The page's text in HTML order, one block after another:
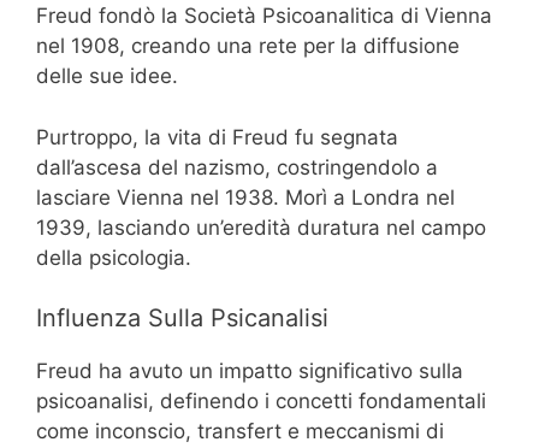
Freud fondò la Società Psicoanalitica di Vienna
nel 1908, creando una rete per la diffusione
delle sue idee.
Purtroppo, la vita di Freud fu segnata
dall’ascesa del nazismo, costringendolo a
lasciare Vienna nel 1938. Morì a Londra nel
1939, lasciando un’eredità duratura nel campo
della psicologia.
Influenza Sulla Psicanalisi
Freud ha avuto un impatto significativo sulla
psicoanalisi, definendo i concetti fondamentali
come inconscio, transfert e meccanismi di